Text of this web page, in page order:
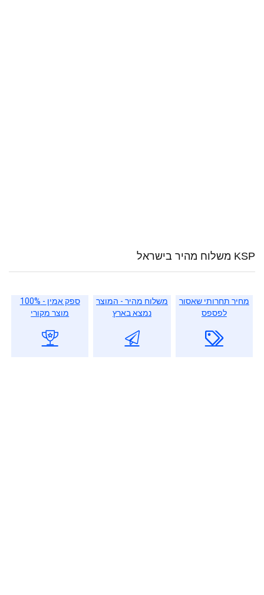
KSP משלוח מהיר בישראל
מחיר תחרותי שאסור
לפספס
משלוח מהיר - המוצר
נמצא בארץ
ספק אמין - 100%
מוצר מקורי